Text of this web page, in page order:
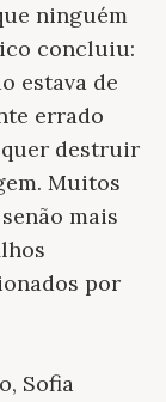
ninguém
concluiu:
estava de
errado
quer destruir
Muitos
mais
por
Sofia